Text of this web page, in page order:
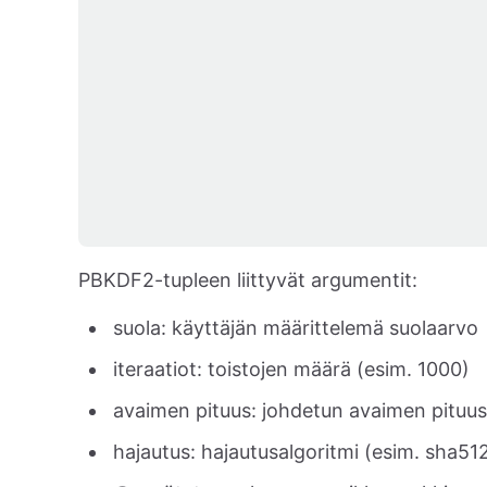
PBKDF2-tupleen liittyvät argumentit:
suola: käyttäjän määrittelemä suolaarvo
iteraatiot: toistojen määrä (esim. 1000)
avaimen pituus: johdetun avaimen
hajautus: hajautusalgoritmi (esim.